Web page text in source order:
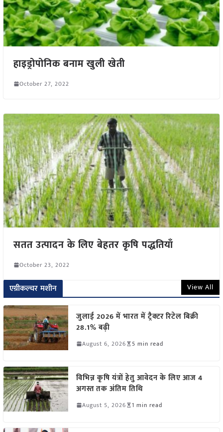
हाइड्रोपोनिक बनाम खुली खेती
October 27, 2022
सतत उत्पादन के लिए बेहतर कृषि पद्धतियाँ
October 23, 2022
एग्रीकल्चर मशीन View All
जुलाई 2026 में भारत में ट्रैक्टर रिटेल बिक्री
28.1% बढ़ी
August 6, 2026 5 min read
विभिन्न कृषि यंत्रों हेतु आवेदन के लिए आज 4
अगस्त तक अंतिम तिथि
August 5, 2026 1 min read